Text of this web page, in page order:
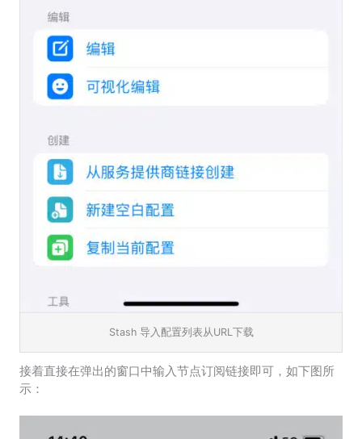
Stash 导入配置列表从URL下载
接着直接在弹出的窗口中输入节点订阅链接即可，如下图所
示：